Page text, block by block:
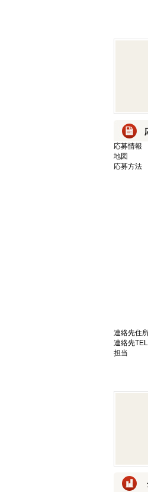
応募情報
地図
応募方法
連絡先住
連絡先TEL
担当